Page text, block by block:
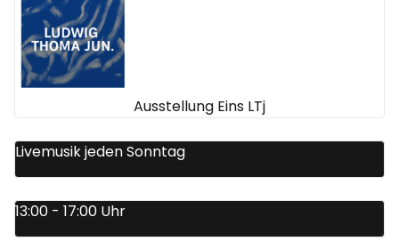
Ausstellung Eins LTj
Livemusik jeden Sonntag
13:00 - 17:00 Uhr